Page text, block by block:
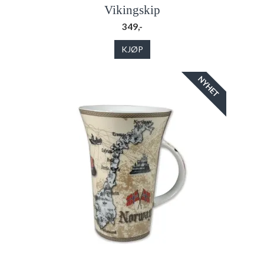
Vikingskip
349,-
KJØP
NYHET